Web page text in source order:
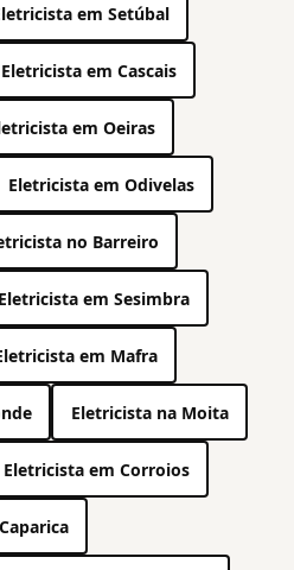
em Setúbal
Eletricista em Cascais
em Oeiras
Eletricista em Odivelas
no Barreiro
Eletricista em Sesimbra
em Mafra
Eletricista na Moita
Eletricista em Corroios